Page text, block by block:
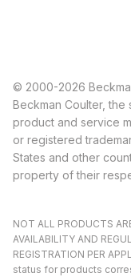
© 2000-2026
Beckman Coulter,
product and service
or registered
States and other
property of their
NOT ALL PRODUCTS
AVAILABILITY AND
REGISTRATION PER
status for products